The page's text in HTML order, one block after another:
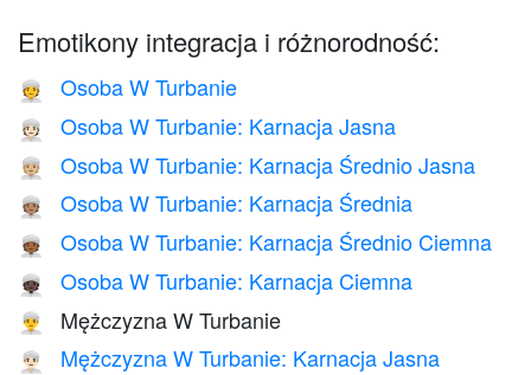
Emotikony integracja i różnorodność:
👳 Osoba W Turbanie
👳🏻 Osoba W Turbanie: Karnacja Jasna
👳🏼 Osoba W Turbanie: Karnacja Średnio Jasna
👳🏽 Osoba W Turbanie: Karnacja Średnia
👳🏾 Osoba W Turbanie: Karnacja Średnio Ciemna
👳🏿 Osoba W Turbanie: Karnacja Ciemna
👳‍♂️ Mężczyzna W Turbanie
👳🏻‍♂️ Mężczyzna W Turbanie: Karnacja Jasna